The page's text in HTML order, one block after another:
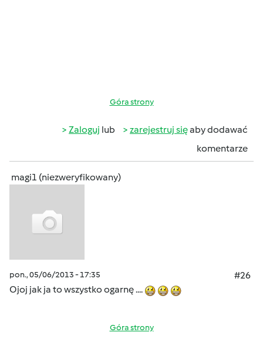
Góra strony
Zaloguj lub zarejestruj sięaby dodawać
komentarze
magi1 (niezweryfikowany)
pon., 05/06/2013 - 17:35
#26
Ojoj jak ja to wszystko ogarnę ....
Góra strony